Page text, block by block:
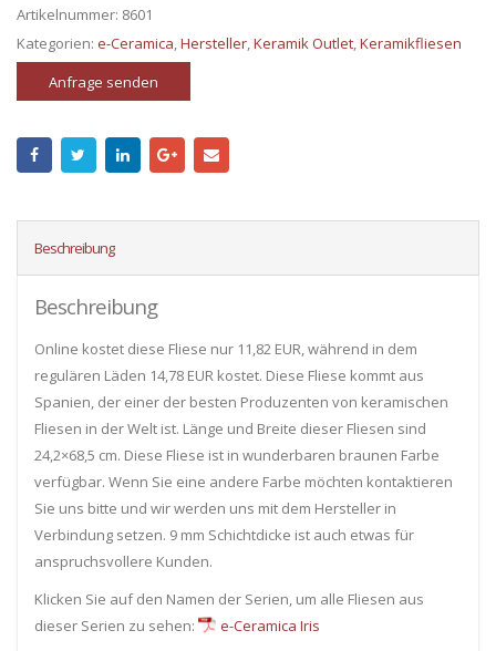
Artikelnummer: 8601
Kategorien: e-Ceramica,Hersteller,Keramik Outlet,Keramikfliesen
Anfrage senden
Beschreibung
Beschreibung
Online kostet diese Fliese nur 11,82 EUR, während in dem
regulären Läden 14,78 EUR kostet. Diese Fliese kommt aus
Spanien, der einer der besten Produzenten von keramischen
Fliesen in der Welt ist. Länge und Breite dieser Fliesen sind
24,2×68,5 cm. Diese Fliese ist in wunderbaren braunen Farbe
verfügbar. Wenn Sie eine andere Farbe möchten kontaktieren
Sie uns bitte und wir werden uns mit dem Hersteller in
Verbindung setzen. 9 mm Schichtdicke ist auch etwas für
anspruchsvollere Kunden.
Klicken Sie auf den Namen der Serien, um alle Fliesen ​​aus
dieser Serien zu sehen:
e-Ceramica Iris